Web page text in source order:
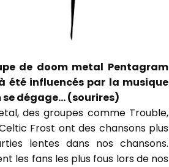
de doom metal Pentagram
été influencés par la musique
se dégage… (sourires)
des groupes comme Trouble,
Frost ont des chansons plus
lentes dans nos chansons.
les fans les plus fous lors de nos